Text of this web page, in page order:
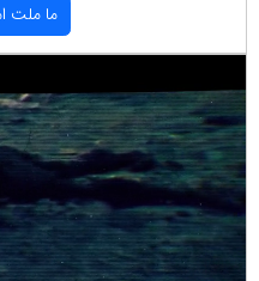
ما ملت